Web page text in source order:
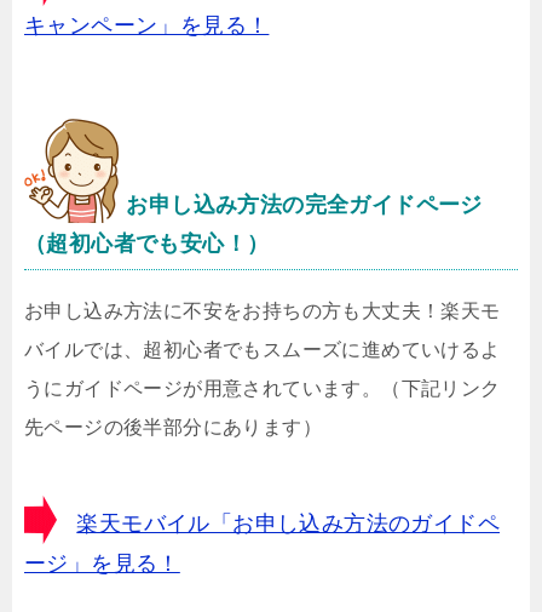
キャンペーン」を見る！
お申し込み方法の完全ガイドページ
（超初心者でも安心！）
お申し込み方法に不安をお持ちの方も大丈夫！楽天モ
バイルでは、超初心者でもスムーズに進めていけるよ
うにガイドページが用意されています。（下記リンク
先ページの後半部分にあります）
楽天モバイル「お申し込み方法のガイドペ
ージ」を見る！